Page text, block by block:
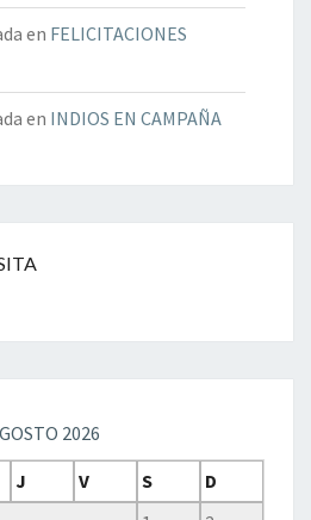
en FELICITACIONES
en INDIOS EN CAMPAÑA
2026
J V S
D